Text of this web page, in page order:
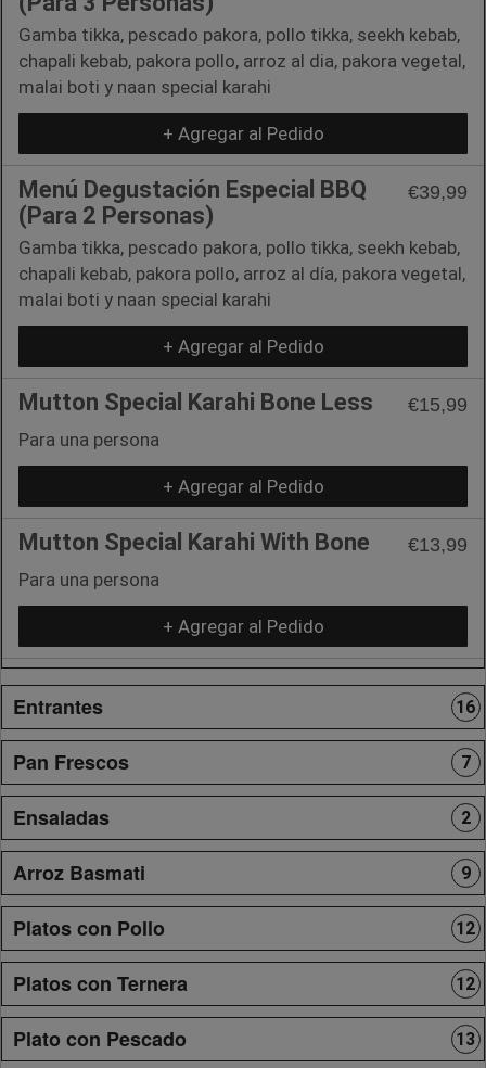
Gamba tikka, pescado pakora, pollo tikka, seekh kebab,
chapali kebab, pakora pollo, arroz al dia, pakora vegetal,
malai boti y naan special karahi
+ Agregar al Pedido
Menú Degustación Especial BBQ
(Para 2 Personas)
€39,99
Gamba tikka, pescado pakora, pollo tikka, seekh kebab,
chapali kebab, pakora pollo, arroz al día, pakora vegetal,
malai boti y naan special karahi
+ Agregar al Pedido
Mutton Special Karahi Bone Less
€15,99
Para una persona
+ Agregar al Pedido
Mutton Special Karahi With Bone
€13,99
Para una persona
+ Agregar al Pedido
Entrantes 16
Pan Frescos 7
Ensaladas 2
Arroz Basmati 9
Platos con Pollo 12
Platos con Ternera 12
Plato con Pescado 13